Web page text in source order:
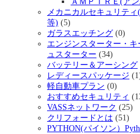
メカニカルセキュリテ
等) (5)
ガラスエッチング (0)
エンジンスターター・
ュスターター (34)
バッテリー＆アーシング
レディースパッケージ
軽自動車プラン (0)
おすすめセキュリティ
VASSネットワーク (25)
クリフォードとは (51)
PYTHON(パイソン）